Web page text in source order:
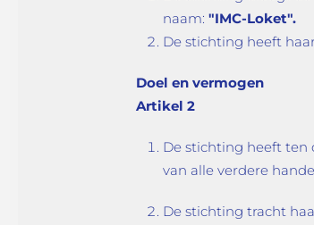
naam: "IMC-Loket".
De stichting heeft
Doel en vermogen
Artikel 2
De stichting heeft ten
van alle verdere
De stichting tracht